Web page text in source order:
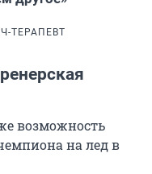
ТЕРАПЕВТ
возможность
на лед в